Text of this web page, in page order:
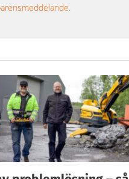
.